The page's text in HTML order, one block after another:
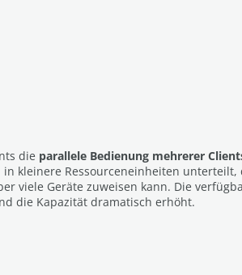
die parallele Bedienung mehrerer
kleinere Ressourceneinheiten unterteilt,
viele Geräte zuweisen kann. Die
die Kapazität dramatisch erhöht.